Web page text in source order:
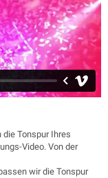
die Tonspur Ihres
Video. Von der
wir die Tonspur